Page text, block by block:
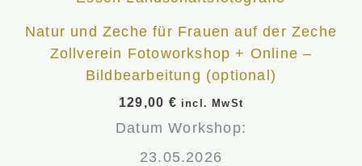
Natur und Zeche für Frauen auf der Zeche
Zollverein Fotoworkshop + Online –
Bildbearbeitung (optional)
129,00 € incl. MwSt
Datum Workshop:
23.05.2026